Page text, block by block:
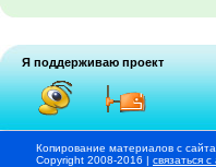
Я поддерживаю проект
Копирование материалов с
Copyright 2008-2016 | связаться